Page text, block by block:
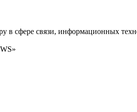
связи, информационных